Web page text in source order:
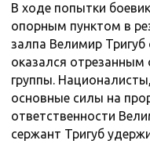
В ходе попытки
опорным пунктом в
залпа Велимир
оказался
группы.
основные силы на
ответственности
сержант Тригуб